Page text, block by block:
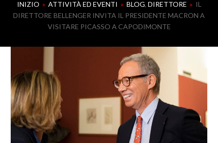
INIZIO » ATTIVITÀ ED EVENTI » BLOG, DIRETTORE » IL
DIRETTORE BELLENGER INVITA IL PRESIDENTE MACRON A
VISITARE PICASSO A CAPODIMONTE